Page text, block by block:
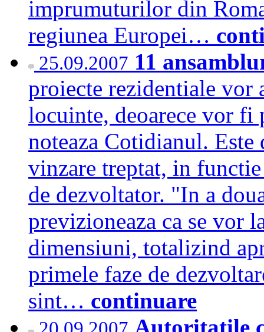
imprumuturilor din
regiunea Europei…
25.09.2007 11
proiecte rezidentiale vor
locuinte, deoarece vor fi
noteaza Cotidianul.
vinzare treptat, in
de dezvoltator. "In a
previzioneaza ca se vor
dimensiuni, totalizind
primele faze de
sint… continuare